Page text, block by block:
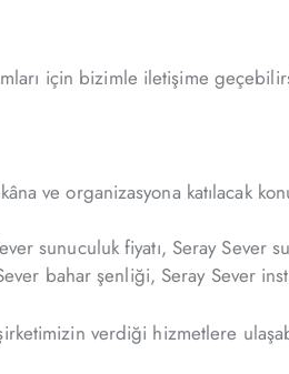
için bizimle iletişime
ve organizasyona katılacak
sunuculuk fiyatı, Seray
bahar şenliği, Seray Sever
verdiği hizmetlere